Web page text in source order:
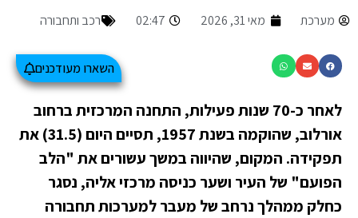
מערכת מאי 31, 2026 02:47 רכב ותחבורה
השארו מעודכנים
לאחר כ-70 שנות פעילות, התחנה המרכזית ברחוב
אורלוב, שהוקמה בשנת 1957, תסיים היום (31.5) את
תפקידה. המקום, שהיווה במשך עשורים את "הלב
הפועם" של העיר ושער כניסה מרכזי אליה, נסגר
כחלק ממהלך נרחב של מעבר למערכות תחבורה